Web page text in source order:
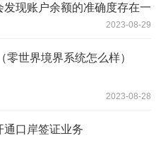
发现账户余额的准确度存在一
2023-08-29
零世界境界系统怎么样）
2023-08-28
通口岸签证业务